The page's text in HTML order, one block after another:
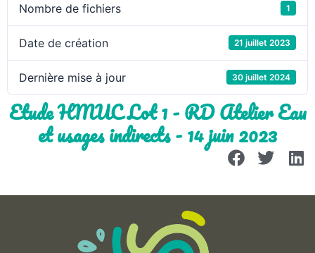
Nombre de fichiers 1
Date de création 21 juillet 2023
Dernière mise à jour 30 juillet 2024
Etude HMUC Lot 1 - RD Atelier Eau
et usages indirects - 14 juin 2023